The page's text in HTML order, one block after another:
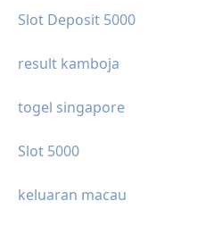
Slot Deposit 5000
result kamboja
togel singapore
Slot 5000
keluaran macau